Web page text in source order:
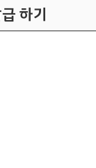
하기